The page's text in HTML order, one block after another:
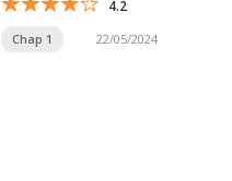
4.2
Chap 1 22/05/2024